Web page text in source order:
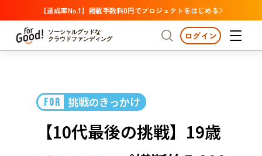
【達成率No.1】掲載手数料0円でプロジェクトをはじめる
ソーシャルグッドな
クラウドファンディング
プロジェクトからさがす
カテゴリーからさがす 国際協力
医療・福祉
注目 新着
支援金額が多い
支援人数が多い
終了日が近い
カテゴリーからさがす
ログイン
FOR 挑戦のきっかけ
【10代最後の挑戦】19歳